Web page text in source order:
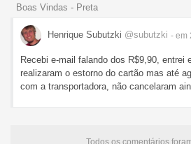
Boas Vindas - Preta
Henrique Subutzki @subutzki - em
Recebi e-mail falando dos R$9,90, entrei
realizaram o estorno do cartão mas até
com a transportadora, não cancelaram
Todos os comentários